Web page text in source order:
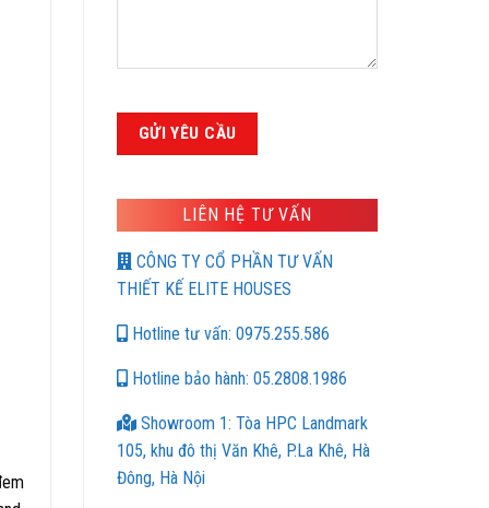
LIÊN HỆ TƯ VẤN
CÔNG TY CỔ PHẦN TƯ VẤN
THIẾT KẾ ELITE HOUSES
Hotline tư vấn: 0975.255.586
Hotline bảo hành: 05.2808.1986
Showroom 1: Tòa HPC Landmark
105, khu đô thị Văn Khê, P.La Khê, Hà
Đông, Hà Nội